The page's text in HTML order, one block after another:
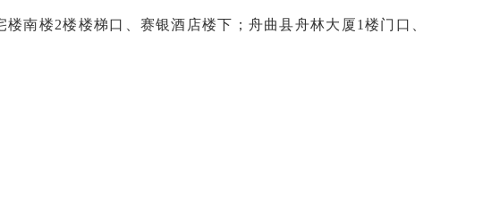
南楼2楼楼梯口、赛银酒店楼下；舟曲县舟林大厦1楼门口、